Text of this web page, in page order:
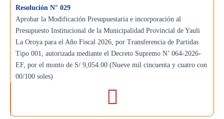
Resolución N° 029
Aprobar la Modificación Presupuestaria e incorporación al
Presupuesto Institucional de la Municipalidad Provincial de Yauli
La Oroya para el Año Fiscal 2026, por Transferencia de Partidas
Tipo 001, autorizada mediante el Decreto Supremo N’ 064-2026-
EF, por el monto de S/ 9,054.00 (Nueve mil cincuenta y cuatro con
00/100 soles)